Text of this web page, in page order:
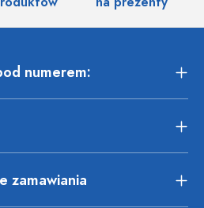
numerem:
zamawiania